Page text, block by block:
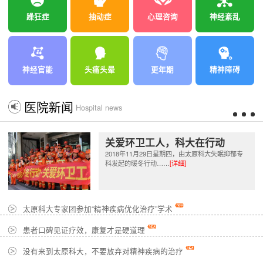
躁狂症 抽动症 心理咨询 神经紊乱
神经官能 头痛头晕 更年期 精神障碍
医院新闻 Hospital news
关爱环卫工人，科大在行动
2018年11月29日星期四，由太原科大失眠抑郁专
科发起的暖冬行动……[详细]
太原科大专家团参加“精神疾病优化治疗”学术
患者口碑见证疗效，康复才是硬道理
没有来到太原科大，不要放弃对精神疾病的治疗